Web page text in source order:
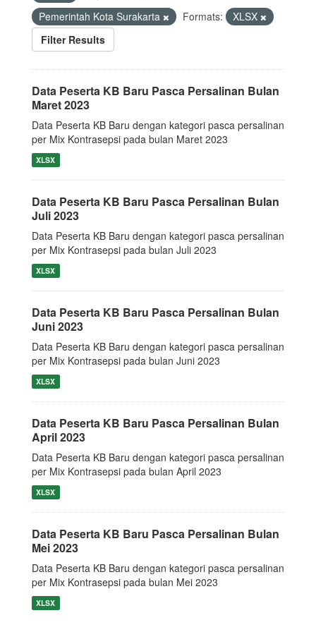
Pemerintah Kota Surakarta
Formats:
XLSX
Filter Results
Data Peserta KB Baru Pasca Persalinan Bulan
Maret 2023
Data Peserta KB Baru dengan kategori pasca persalinan
per Mix Kontrasepsi pada bulan Maret 2023
XLSX
Data Peserta KB Baru Pasca Persalinan Bulan
Juli 2023
Data Peserta KB Baru dengan kategori pasca persalinan
per Mix Kontrasepsi pada bulan Juli 2023
XLSX
Data Peserta KB Baru Pasca Persalinan Bulan
Juni 2023
Data Peserta KB Baru dengan kategori pasca persalinan
per Mix Kontrasepsi pada bulan Juni 2023
XLSX
Data Peserta KB Baru Pasca Persalinan Bulan
April 2023
Data Peserta KB Baru dengan kategori pasca persalinan
per Mix Kontrasepsi pada bulan April 2023
XLSX
Data Peserta KB Baru Pasca Persalinan Bulan
Mei 2023
Data Peserta KB Baru dengan kategori pasca persalinan
per Mix Kontrasepsi pada bulan Mei 2023
XLSX